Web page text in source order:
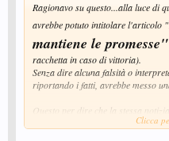
Ragionavo su questo...alla luce di
avrebbe potuto intitolare l'articolo "
mantiene le promesse"
racchetta in caso di vittoria).
Senza dire alcuna falsità o
riportando i fatti, avrebbe messo
Questo per dire che la stessa
indirizzare il lettore in direzioniClicca